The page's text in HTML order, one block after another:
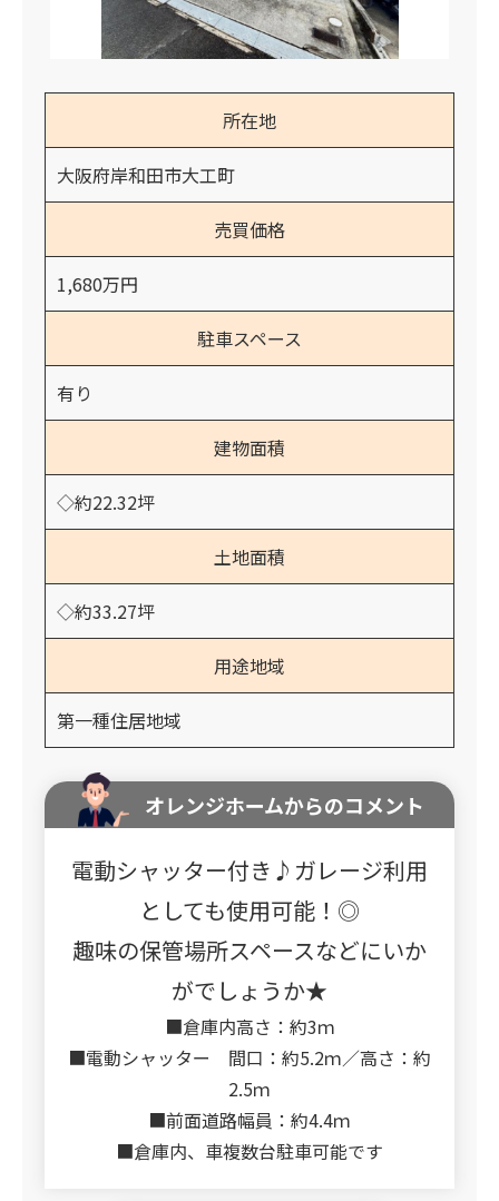
所在地
大阪府岸和田市大工町
売買価格
1,680万円
駐車スペース
有り
建物面積
◇約22.32坪
土地面積
◇約33.27坪
用途地域
第一種住居地域
オレンジホームからのコメント
電動シャッター付き♪ガレージ利用
としても使用可能！◎
趣味の保管場所スペースなどにいか
がでしょうか★
■倉庫内高さ：約3ｍ
■電動シャッター 間口：約5.2ｍ／高さ：約
2.5ｍ
■前面道路幅員：約4.4ｍ
■倉庫内、車複数台駐車可能です